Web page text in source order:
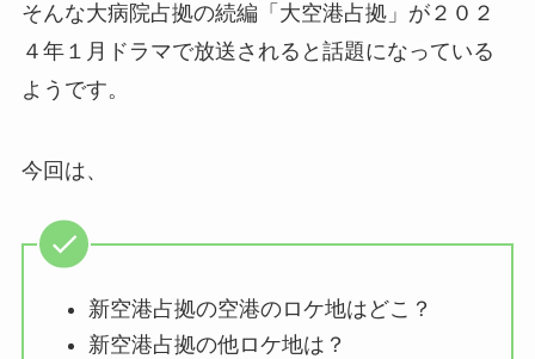
そんな大病院占拠の続編「大空港占拠」が２０２
４年１月ドラマで放送されると話題になっている
ようです。
今回は、
新空港占拠の空港のロケ地はどこ？
新空港占拠の他ロケ地は？